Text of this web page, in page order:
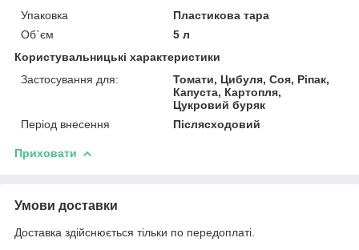
Упаковка
Пластикова тара
Об`єм
5 л
Користувальницькі характеристики
Застосування для:
Томати, Цибуля, Соя, Ріпак,
Капуста, Картопля,
Цукровий буряк
Період внесення
Післясходовий
Приховати
Умови доставки
Доставка здійснюється тільки по передоплаті.